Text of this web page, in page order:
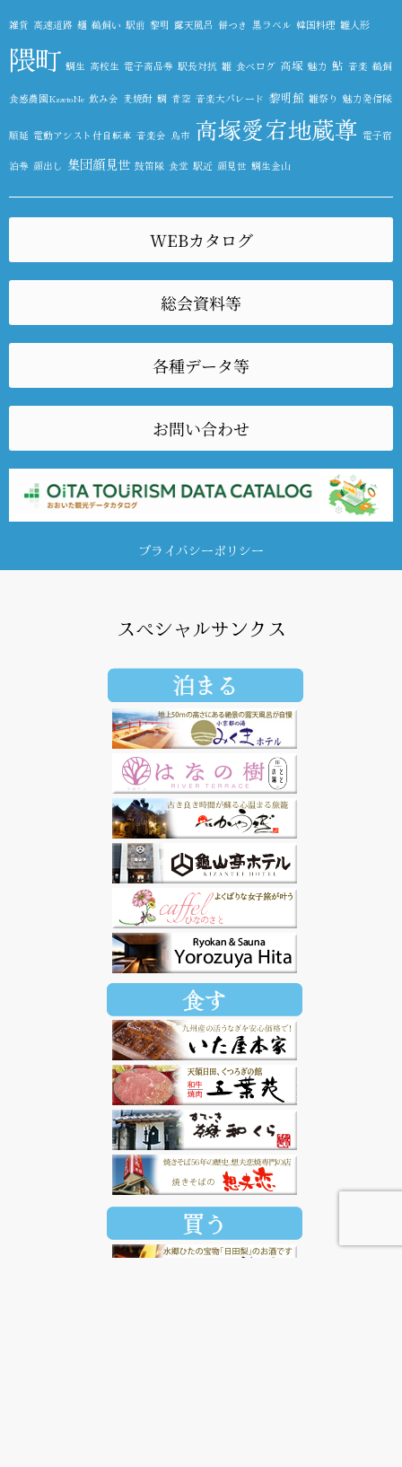
雑貨 高速道路 麺 鵜飼い 駅前 黎明 露天風呂 餅つき 黒ラベル 韓国料理 雛人形
隈町 鯛生 高校生 電子商品券 駅長対抗 雛 食べログ 高塚 魅力 鮎 音楽 鵜飼
食感農園KazetoNe 飲み会 麦焼酎 鯛 青空 音楽大パレード 黎明館 雛祭り 魅力発信隊
順延 電動アシスト付自転車 音楽会 鳥市 高塚愛宕地蔵尊 電子宿
泊券 顔出し 集団顔見世 鼓笛隊 食堂 駅近 顔見世 鯛生金山
WEBカタログ
総会資料等
各種データ等
お問い合わせ
プライバシーポリシー
スペシャルサンクス